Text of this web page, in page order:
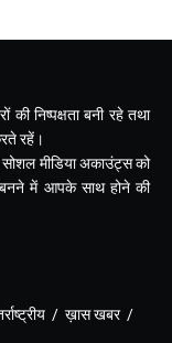
निष्पक्षता बनी रहे तथा
रहें।
मीडिया अकाउंट्स को
में आपके साथ होने की
/ ख़ास खबर /